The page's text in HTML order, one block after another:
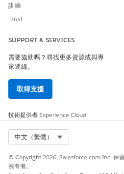
重複上述步驟以建立 Mobile
若要新增使用者,請參閱
為生命科學客戶參與建立自訂使用
透過複製「標準使用者」設定檔,為角
銷售代表」和「醫療科學聯繫」。
進入「設定」,使用「快速尋找」方
按一下「標準使用者」設定檔旁的
在「設定檔名稱」中,根據您組織
設定檔的名稱。請勿在設定檔名稱
關閉「檢視設定和組態」權限。
儲存您的變更。
重複步驟,為您的使用者建立更多設
訓練
Trust
SUPPORT & SERVICES
需要協助嗎？尋找更多資源或與專
家連線。
取得支援
技術提供者 Experience Cloud
中文（繁體）
© Copyright 2026, Salesforce.com Inc. 保
擁有者。